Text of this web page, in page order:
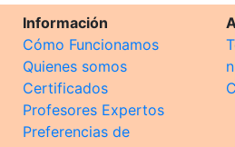
Información
Cómo Funcionamos
Quienes somos
Certificados
Profesores Expertos
Preferencias de